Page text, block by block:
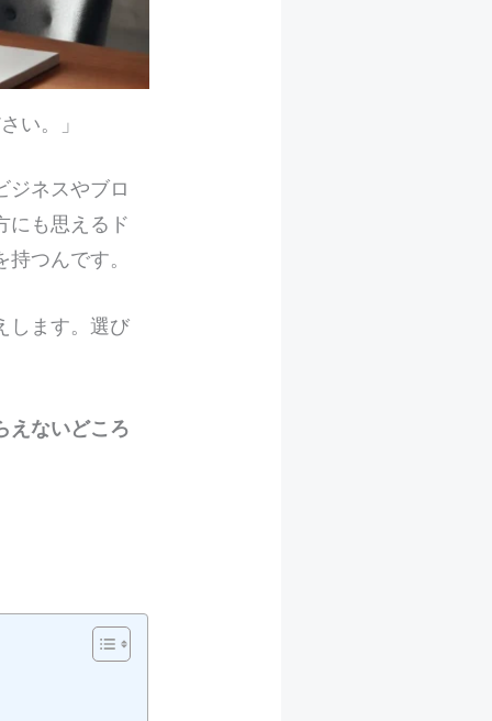
い。」
ジネスやブロ
にも思えるド
つんです。
します。選び
えないどころ